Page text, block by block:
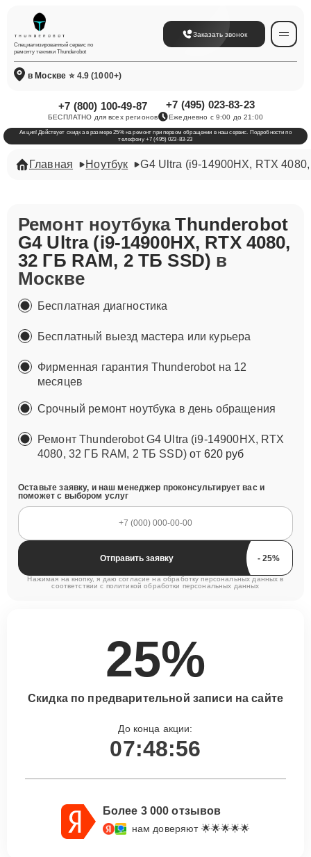
Специализированный сервис по
ремонту техники Thunderobot
Заказать звонок
в Москве ⭐ 4.9 (1000+)
+7 (800) 100-49-87
БЕСПЛАТНО для всех регионов
+7 (495) 023-83-23
Ежедневно с 9:00 до 21:00
Акция! Действует скидка в размере 25% на ремонт при первом обращении в наш сервис. Подробности по
телефону +7 (495) 023-83-23
Главная Ноутбук G4 Ultra (i9-14900HX, RTX
Ремонт ноутбукаThunderobot
G4 Ultra (i9-14900HX, RTX 4080,
32 ГБ RAM, 2 ТБ SSD) в
Москве
Бесплатная диагностика
Бесплатный выезд мастера или курьера
Фирменная гарантия Thunderobot на 12
месяцев
Срочный ремонт ноутбука в день обращения
Ремонт Thunderobot G4 Ultra (i9-14900HX, RTX
4080, 32 ГБ RAM, 2 ТБ SSD)от 620 руб
Оставьте заявку, и наш менеджер проконсультирует вас и
поможет с выбором услуг
Отправить заявку
Нажимая на кнопку, я даю согласие на обработку персональных данных в
соответствии с политикой обработки персональных данных
25%
Скидка по предварительной записи на сайте
До конца акции:
07:48:55
Более 3 000 отзывов
нам доверяют 🌟🌟🌟🌟🌟